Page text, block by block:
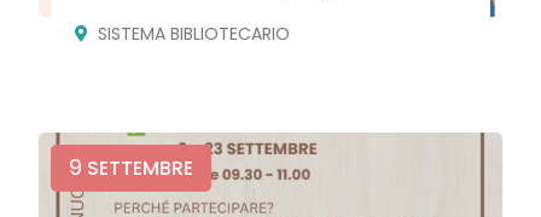
SISTEMA BIBLIOTECARIO
9 SETTEMBRE